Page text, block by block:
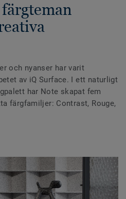
och nyanser har varit
av iQ Surface. I ett naturligt
har Note skapat fem
färgfamiljer: Contrast, Rouge,